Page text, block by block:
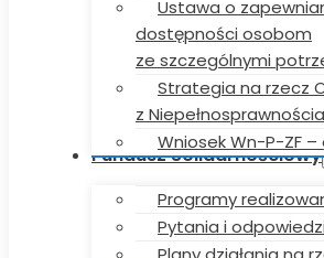
Ustawa o
dostępności osobom
ze szczególnymi
Strategia na rzecz
z
Wniosek Wn-P-ZF –
Fundusz Solidarnościowy
Programy
Pytania i odpowiedzi